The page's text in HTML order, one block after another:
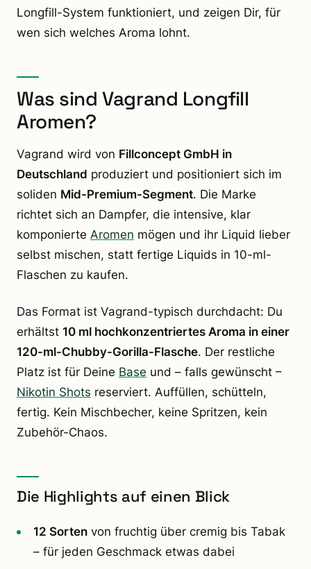
Longfill-System funktioniert, und zeigen Dir, für
wen sich welches Aroma lohnt.
Was sind Vagrand Longfill
Aromen?
Vagrand wird von Fillconcept GmbH in
Deutschland produziert und positioniert sich im
soliden Mid-Premium-Segment. Die Marke
richtet sich an Dampfer, die intensive, klar
komponierte Aromen mögen und ihr Liquid lieber
selbst mischen, statt fertige Liquids in 10-ml-
Flaschen zu kaufen.
Das Format ist Vagrand-typisch durchdacht: Du
erhältst 10 ml hochkonzentriertes Aroma in einer
120-ml-Chubby-Gorilla-Flasche. Der restliche
Platz ist für Deine Base und – falls gewünscht –
Nikotin Shots reserviert. Auffüllen, schütteln,
fertig. Kein Mischbecher, keine Spritzen, kein
Zubehör-Chaos.
Die Highlights auf einen Blick
12 Sorten von fruchtig über cremig bis Tabak
– für jeden Geschmack etwas dabei